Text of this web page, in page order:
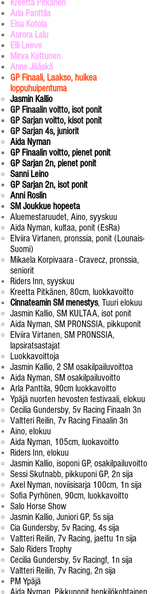
Kreetta Pitkänen
Arla Panttila
Elsa Kotola
Aurora Lalu
Elli Leeve
Mirva Kettunen
Anne Jääskö
GP Finaali, Laakso, huikea
loppuhuipentuma
Jasmin Kallio​
GP Finaalin voitto, isot ponit​
GP Sarjan voitto, kisot ponit
GP Sarjan 4s, juniorit
Aida Nyman
GP Finaalin voitto, pienet ponit​
GP Sarjan 2n, pienet ponit
Sanni Leino
GP Sarjan 2n, isot ponit​
Anni Roslin
SM Joukkue hopeeta
Aluemestaruudet, Aino, syyskuu
Aida Nyman, kultaa, ponit​ (EsRa)
Elviira Virtanen, pronssia, ponit (Lounais-
Suomi)
Mikaela Korpivaara - Cravecz, pronssia,
seniorit
Riders Inn, syyskuu
Kreetta Pitkänen, 80cm, luokkavoitto​
Cinnateamin SM menestys, Tuuri elokuu
Jasmin Kallio, SM KULTAA, isot ponit​
Aida Nyman, SM PRONSSIA, pikkuponit
Elviira Virtanen, SM PRONSSIA,
lapsiratsastajat
Luokkavoittoja
Jasmin Kallio, 2 SM osakilpailuvoittoa​
Aida Nyman, SM osakilpailuvoitto
Arla Panttila, 90cm luokkavoitto
Ypäjä nuorten hevosten festivaali, elokuu
Cecilia Gundersby, 5v Racing Finaaln 3n​
Valtteri Reilin, 7v Racing Finaalin 3n
Aino, elokuu
Aida Nyman, 105cm, luokavoitto​
Riders Inn, elokuu
​Jasmin Kallio, isoponi GP, osakilpailuvoitto
Sessi Skutnabb, pikkuponi GP, 2n sija
Axel Nyman, noviisisarja 100cm, 1n sija
Sofia Pyrhönen, 90cm​, luokkavoitto
Salo Horse Show
Jasmin Kallio, Juniori GP, 5s sija​
Cia Gundersby, 5v Racing, 4s sija
Valtteri Reilin, 7v Racing, jaettu 1n sija
Salo Riders Trophy
Cecilia Gundersby, 5v Racingf, 1n sija​
Valtteri Reilin, 7v Racing, 2n sija
PM Ypäjä